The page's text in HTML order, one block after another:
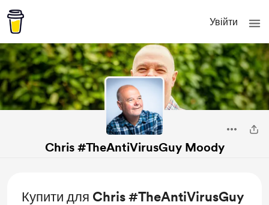
Увійти
Chris #TheAntiVirusGuy Moody
Купити для Chris #TheAntiVirusGuy